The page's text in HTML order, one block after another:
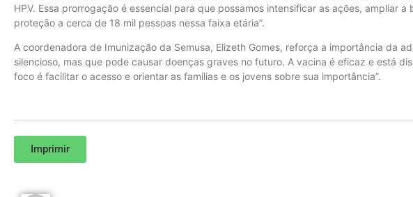
HPV. Essa prorrogação é essencial para que possamos intensificar as ações, ampliar
proteção a cerca de 18 mil pessoas nessa faixa etária”.
A coordenadora de Imunização da Semusa, Elizeth Gomes, reforça a importância da
silencioso, mas que pode causar doenças graves no futuro. A vacina é eficaz e está
foco é facilitar o acesso e orientar as famílias e os jovens sobre sua importância”.
Imprimir